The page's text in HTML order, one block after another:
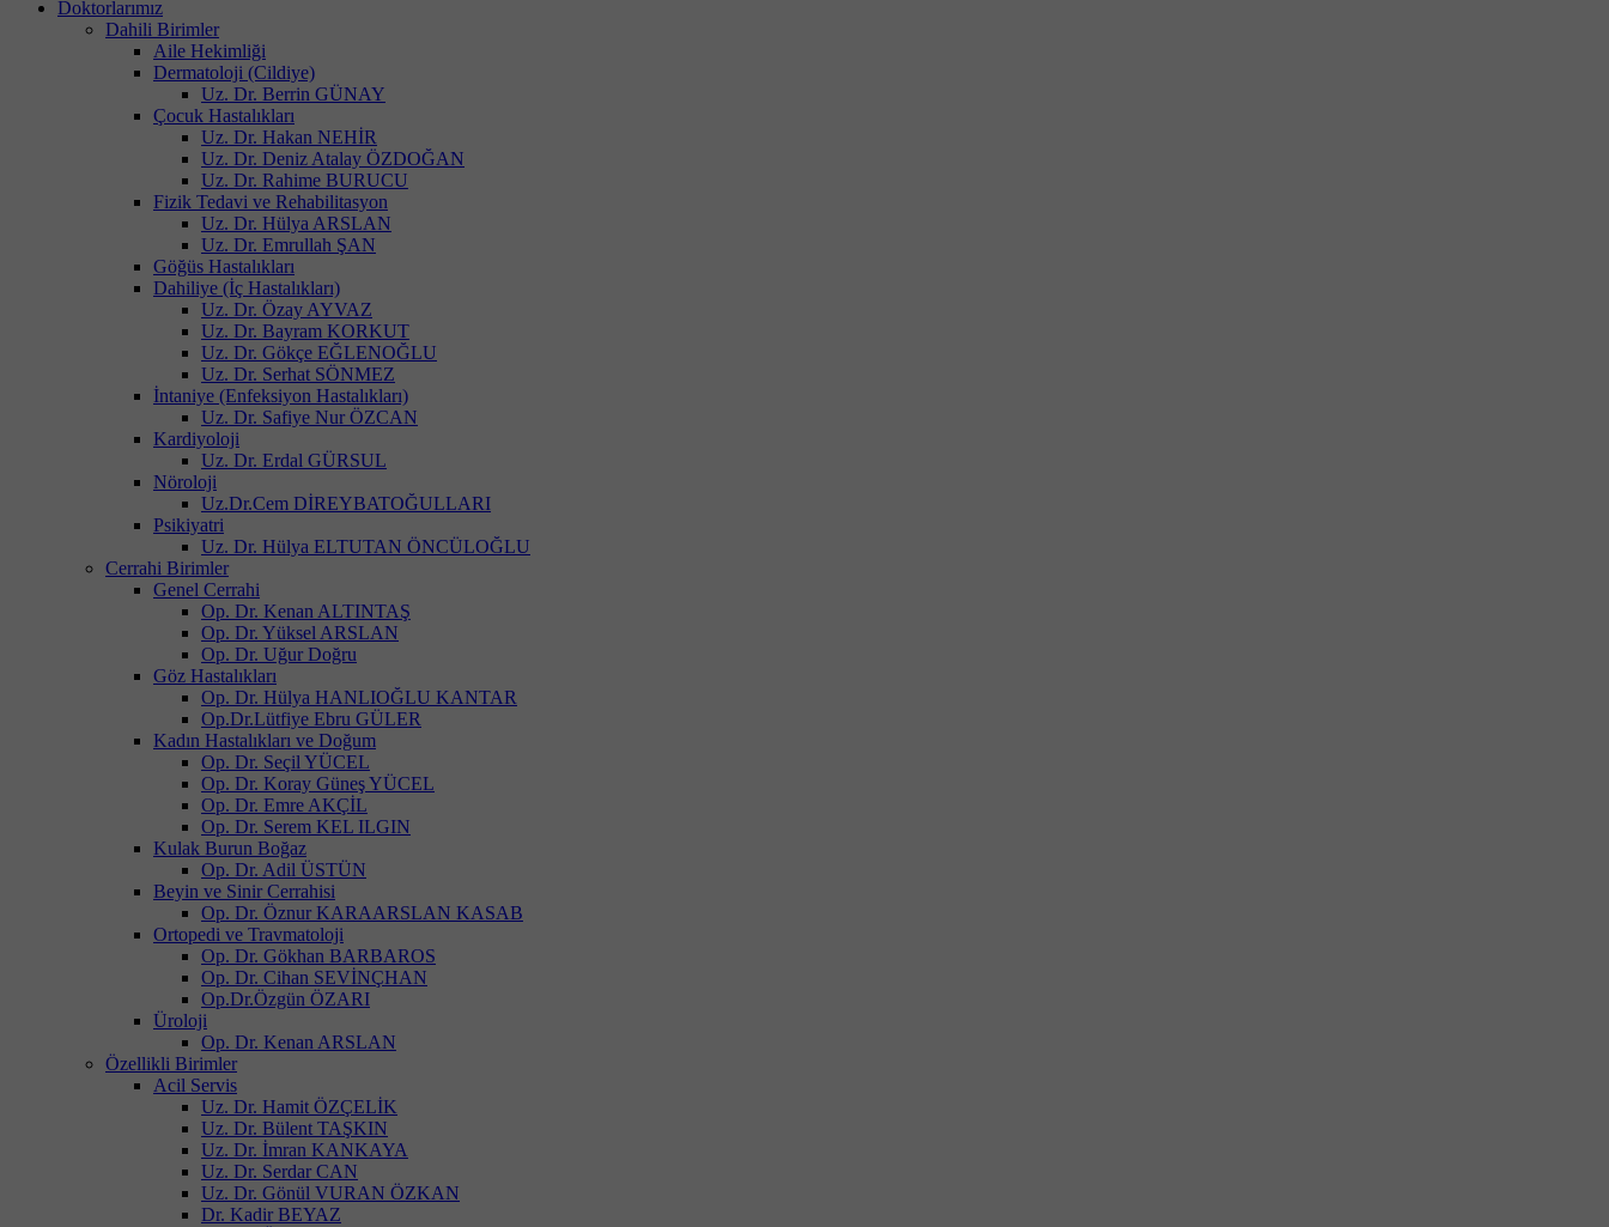
Doktorlarımız
Dahili Birimler
Aile Hekimliği
Dermatoloji (Cildiye)
Uz. Dr. Berrin GÜNAY
Çocuk Hastalıkları
Uz. Dr. Hakan NEHİR
Uz. Dr. Deniz Atalay ÖZDOĞAN
Uz. Dr. Rahime BURUCU
Fizik Tedavi ve Rehabilitasyon
Uz. Dr. Hülya ARSLAN
Uz. Dr. Emrullah ŞAN
Göğüs Hastalıkları
Dahiliye (İç Hastalıkları)
Uz. Dr. Özay AYVAZ
Uz. Dr. Bayram KORKUT
Uz. Dr. Gökçe EĞLENOĞLU
Uz. Dr. Serhat SÖNMEZ
İntaniye (Enfeksiyon Hastalıkları)
Uz. Dr. Safiye Nur ÖZCAN
Kardiyoloji
Uz. Dr. Erdal GÜRSUL
Nöroloji
Uz.Dr.Cem DİREYBATOĞULLARI
Psikiyatri
Uz. Dr. Hülya ELTUTAN ÖNCÜLOĞLU
Cerrahi Birimler
Genel Cerrahi
Op. Dr. Kenan ALTINTAŞ
Op. Dr. Yüksel ARSLAN
Op. Dr. Uğur Doğru
Göz Hastalıkları
Op. Dr. Hülya HANLIOĞLU KANTAR
Op.Dr.Lütfiye Ebru GÜLER
Kadın Hastalıkları ve Doğum
Op. Dr. Seçil YÜCEL
Op. Dr. Koray Güneş YÜCEL
Op. Dr. Emre AKÇİL
Op. Dr. Serem KEL ILGIN
Kulak Burun Boğaz
Op. Dr. Adil ÜSTÜN
Beyin ve Sinir Cerrahisi
Op. Dr. Öznur KARAARSLAN KASAB
Ortopedi ve Travmatoloji
Op. Dr. Gökhan BARBAROS
Op. Dr. Cihan SEVİNÇHAN
Op.Dr.Özgün ÖZARI
Üroloji
Op. Dr. Kenan ARSLAN
Özellikli Birimler
Acil Servis
Uz. Dr. Hamit ÖZÇELİK
Uz. Dr. Bülent TAŞKIN
Uz. Dr. İmran KANKAYA
Uz. Dr. Serdar CAN
Uz. Dr. Gönül VURAN ÖZKAN
Dr. Kadir BEYAZ